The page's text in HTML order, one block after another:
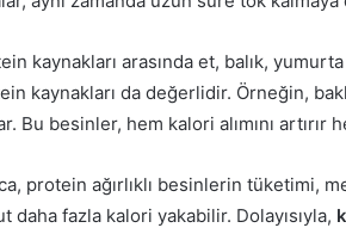
kaynakları arasında et, balık,
kaynakları da değerlidir. Örneğin,
Bu besinler, hem kalori alımını
protein ağırlıklı besinlerin tüketimi,
daha fazla kalori yakabilir. Dolayısıyla,